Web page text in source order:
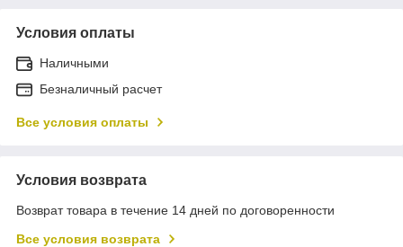
Условия оплаты
Наличными
Безналичный расчет
Все условия оплаты
Условия возврата
Возврат товара в течение 14 дней по договоренности
Все условия возврата